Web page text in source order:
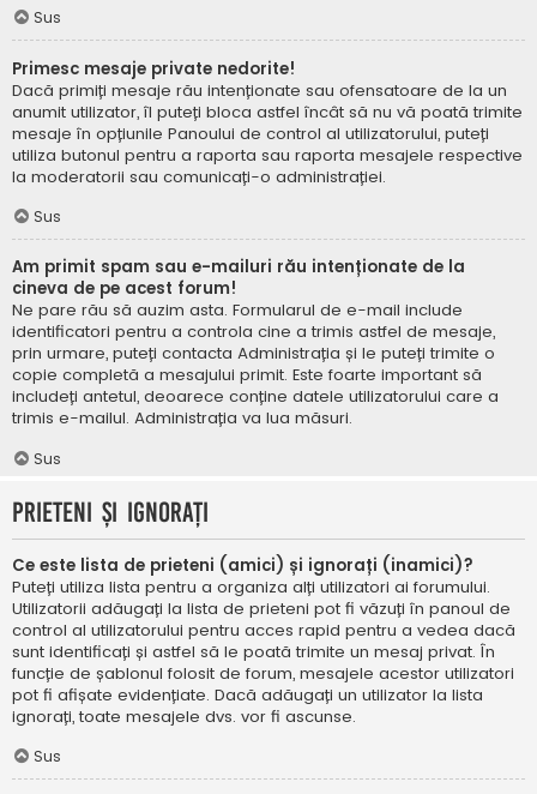
Sus
Primesc mesaje private nedorite!
Dacă primiți mesaje rău intenționate sau ofensatoare de la un
anumit utilizator, îl puteți bloca astfel încât să nu vă poată trimite
mesaje în opțiunile Panoului de control al utilizatorului, puteți
utiliza butonul pentru a raporta sau raporta mesajele respective
la moderatorii sau comunicați-o administrației.
Sus
Am primit spam sau e-mailuri rău intenționate de la
cineva de pe acest forum!
Ne pare rău să auzim asta. Formularul de e-mail include
identificatori pentru a controla cine a trimis astfel de mesaje,
prin urmare, puteți contacta Administrația și le puteți trimite o
copie completă a mesajului primit. Este foarte important să
includeți antetul, deoarece conține datele utilizatorului care a
trimis e-mailul. Administrația va lua măsuri.
Sus
Prieteni și ignorați
Ce este lista de prieteni (amici) și ignorați (inamici)?
Puteți utiliza lista pentru a organiza alți utilizatori ai forumului.
Utilizatorii adăugați la lista de prieteni pot fi văzuți în panoul de
control al utilizatorului pentru acces rapid pentru a vedea dacă
sunt identificați și astfel să le poată trimite un mesaj privat. În
funcție de șablonul folosit de forum, mesajele acestor utilizatori
pot fi afișate evidențiate. Dacă adăugați un utilizator la lista
ignorați, toate mesajele dvs. vor fi ascunse.
Sus